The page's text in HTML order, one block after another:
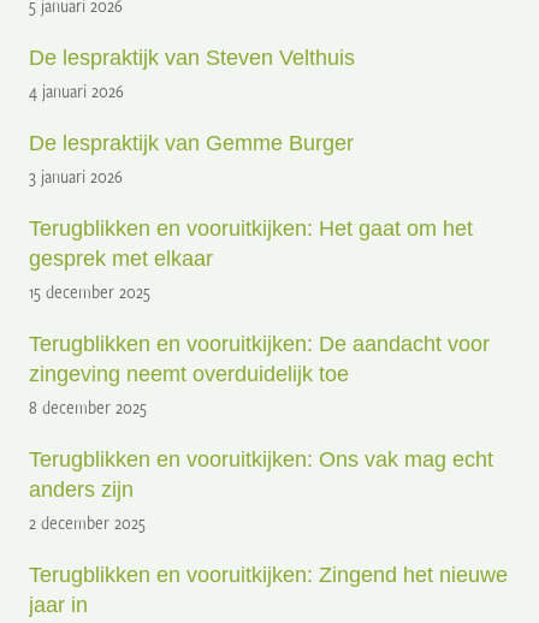
De lespraktijk van Steven Velthuis
4 januari 2026
De lespraktijk van Gemme Burger
3 januari 2026
Terugblikken en vooruitkijken: Het gaat om het
gesprek met elkaar
15 december 2025
Terugblikken en vooruitkijken: De aandacht voor
zingeving neemt overduidelijk toe
8 december 2025
Terugblikken en vooruitkijken: Ons vak mag echt
anders zijn
2 december 2025
Terugblikken en vooruitkijken: Zingend het nieuwe
jaar in